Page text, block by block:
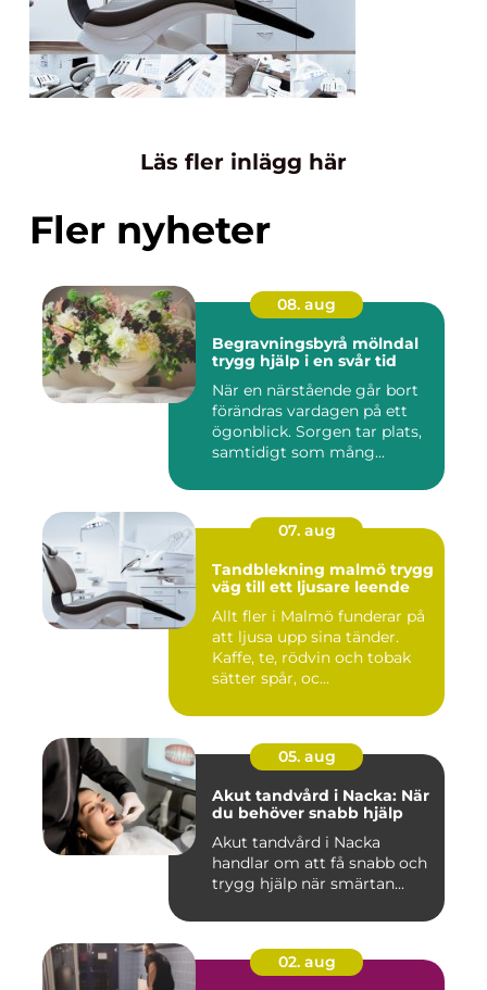
Läs fler inlägg här
Fler nyheter
08. aug
Begravningsbyrå mölndal
trygg hjälp i en svår tid
När en närstående går bort
förändras vardagen på ett
ögonblick. Sorgen tar plats,
samtidigt som mång...
07. aug
Tandblekning malmö trygg
väg till ett ljusare leende
Allt fler i Malmö funderar på
att ljusa upp sina tänder.
Kaffe, te, rödvin och tobak
sätter spår, oc...
05. aug
Akut tandvård i Nacka: När
du behöver snabb hjälp
Akut tandvård i Nacka
handlar om att få snabb och
trygg hjälp när smärtan...
02. aug